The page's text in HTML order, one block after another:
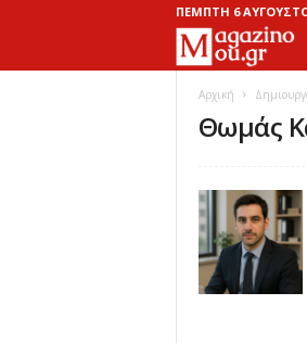
ΠΈΜΠΤΗ 6
Αρχική
Θωμάς